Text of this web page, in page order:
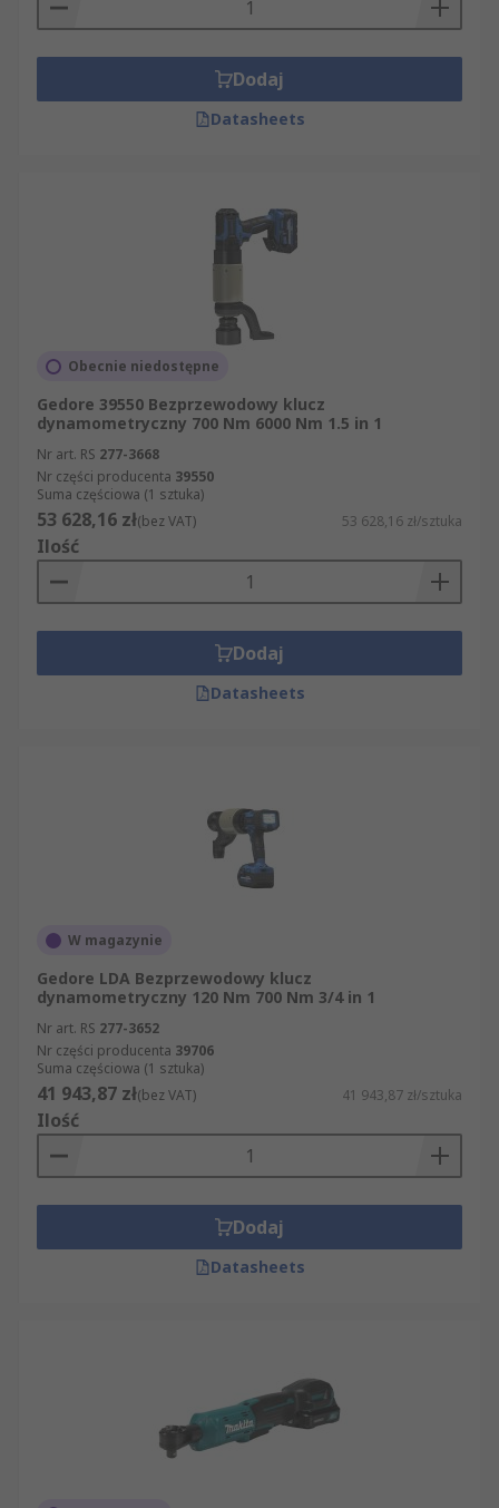
Dodaj
Datasheets
Obecnie niedostępne
Gedore 39550 Bezprzewodowy klucz
dynamometryczny 700 Nm 6000 Nm 1.5 in 1
Nr art. RS 277-3668
Nr części producenta 39550
Suma częściowa (1 sztuka)
53 628,16 zł(bez VAT) 53 628,16 zł/sztuka
Ilość
Dodaj
Datasheets
W magazynie
Gedore LDA Bezprzewodowy klucz
dynamometryczny 120 Nm 700 Nm 3/4 in 1
Nr art. RS 277-3652
Nr części producenta 39706
Suma częściowa (1 sztuka)
41 943,87 zł(bez VAT) 41 943,87 zł/sztuka
Ilość
Dodaj
Datasheets